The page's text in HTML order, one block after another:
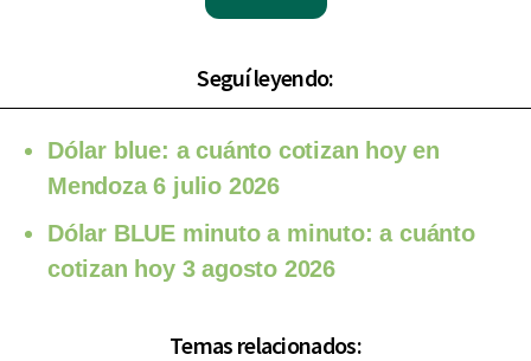
Seguí leyendo:
Dólar blue: a cuánto cotizan hoy en
Mendoza 6 julio 2026
Dólar BLUE minuto a minuto: a cuánto
cotizan hoy 3 agosto 2026
Temas relacionados: